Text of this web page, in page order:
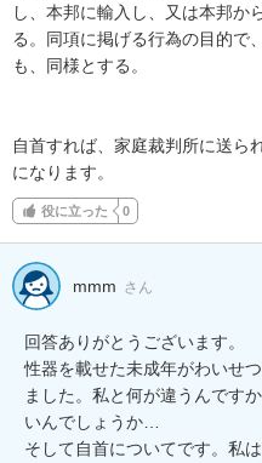
し、本邦に輸入し、又は本邦か
る。同項に掲げる行為の目的で
も、同様とする。
自首すれば、家庭裁判所に送ら
になります。
役に立った 0
mmm さん
回答ありがとうございます。
性器を載せた未成年がわいせ
ました。私と何が違うんです
いんでしょうか…
そして自首についてです。私